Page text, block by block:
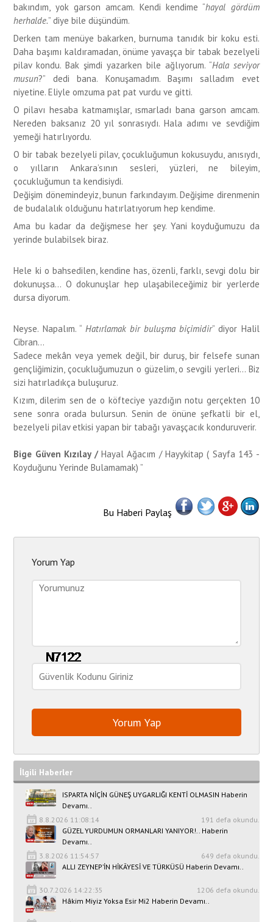
bakındım, yok garson amcam. Kendi kendime “hayal gördüm
herhalde.” diye bile düşündüm.
Derken tam menüye bakarken, burnuma tanıdık bir koku esti.
Daha başımı kaldıramadan, önüme yavaşça bir tabak bezelyeli
pilav kondu. Bak şimdi yazarken bile ağlıyorum. “Hala seviyor
musun?” dedi bana. Konuşamadım. Başımı salladım evet
niyetine. Eliyle omzuma pat pat vurdu ve gitti.
O pilavı hesaba katmamışlar, ısmarladı bana garson amcam.
Nereden baksanız 20 yıl sonrasıydı. Hala adımı ve sevdiğim
yemeği hatırlıyordu.
O bir tabak bezelyeli pilav, çocukluğumun kokusuydu, anısıydı,
o yılların Ankara’sının sesleri, yüzleri, ne bileyim,
çocukluğumun ta kendisiydi.
Değişim dönemindeyiz, bunun farkındayım. Değişime direnmenin
de budalalık olduğunu hatırlatıyorum hep kendime.
Ama bu kadar da değişmese her şey. Yani koyduğumuzu da
yerinde bulabilsek biraz.
Hele ki o bahsedilen, kendine has, özenli, farklı, sevgi dolu bir
dokunuşsa… O dokunuşlar hep ulaşabileceğimiz bir yerlerde
dursa diyorum.
Neyse. Napalım. “ Hatırlamak bir buluşma biçimidir” diyor Halil
Cibran…
Sadece mekân veya yemek değil, bir duruş, bir felsefe sunan
gençliğimizin, çocukluğumuzun o güzelim, o sevgili yerleri… Biz
sizi hatırladıkça buluşuruz.
Kızım, dilerim sen de o köfteciye yazdığın notu gerçekten 10
sene sonra orada bulursun. Senin de önüne şefkatli bir el,
bezelyeli pilav etkisi yapan bir tabağı yavaşçacık konduruverir.
Bige Güven Kızılay / Hayal Ağacım / Hayykitap ( Sayfa 143 -
Koyduğunu Yerinde Bulamamak) ”
Bu Haberi Paylaş
Yorum Yap
İlgili Haberler
ISPARTA NİÇİN GÜNEŞ UYGARLIĞI KENTİ OLMASIN Haberin
Devamı..
8.8.2026 11:08:14
191 defa okundu.
GÜZEL YURDUMUN ORMANLARI YANIYOR!.. Haberin
Devamı..
3.8.2026 11:54:57
649 defa okundu.
ALLI ZEYNEP’İN HİKÂYESİ VE TÜRKÜSÜ Haberin Devamı..
30.7.2026 14:22:35
1206 defa okundu.
Hâkim Miyiz Yoksa Esir Mi2 Haberin Devamı..